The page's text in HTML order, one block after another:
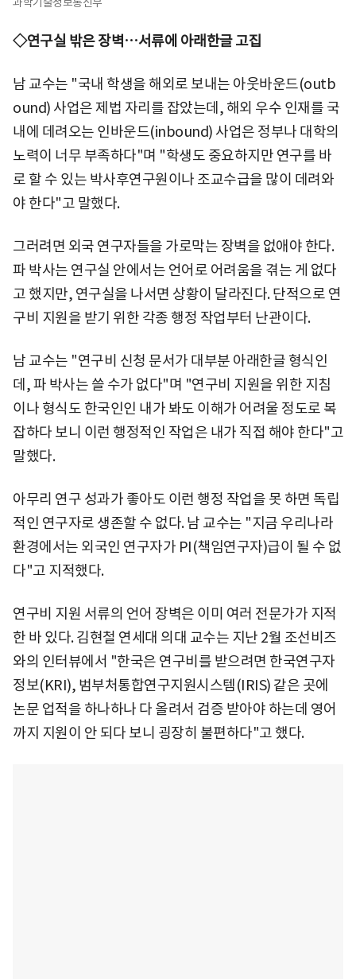
◇연구실 밖은 장벽…서류에 아래한글 고집
남 교수는 "국내 학생을 해외로 보내는 아웃바운드(outb
ound) 사업은 제법 자리를 잡았는데, 해외 우수 인재를 국
내에 데려오는 인바운드(inbound) 사업은 정부나 대학의
노력이 너무 부족하다"며 "학생도 중요하지만 연구를 바
로 할 수 있는 박사후연구원이나 조교수급을 많이 데려와
야 한다"고 말했다.
그러려면 외국 연구자들을 가로막는 장벽을 없애야 한다.
파 박사는 연구실 안에서는 언어로 어려움을 겪는 게 없다
고 했지만, 연구실을 나서면 상황이 달라진다. 단적으로 연
구비 지원을 받기 위한 각종 행정 작업부터 난관이다.
남 교수는 "연구비 신청 문서가 대부분 아래한글 형식인
데, 파 박사는 쓸 수가 없다"며 "연구비 지원을 위한 지침
이나 형식도 한국인인 내가 봐도 이해가 어려울 정도로 복
잡하다 보니 이런 행정적인 작업은 내가 직접 해야 한다"고
말했다.
아무리 연구 성과가 좋아도 이런 행정 작업을 못 하면 독립
적인 연구자로 생존할 수 없다. 남 교수는 "지금 우리나라
환경에서는 외국인 연구자가 PI(책임연구자)급이 될 수 없
다"고 지적했다.
연구비 지원 서류의 언어 장벽은 이미 여러 전문가가 지적
한 바 있다. 김현철 연세대 의대 교수는 지난 2월 조선비즈
와의 인터뷰에서 "한국은 연구비를 받으려면 한국연구자
정보(KRI), 범부처통합연구지원시스템(IRIS) 같은 곳에
논문 업적을 하나하나 다 올려서 검증 받아야 하는데 영어
까지 지원이 안 되다 보니 굉장히 불편하다"고 했다.